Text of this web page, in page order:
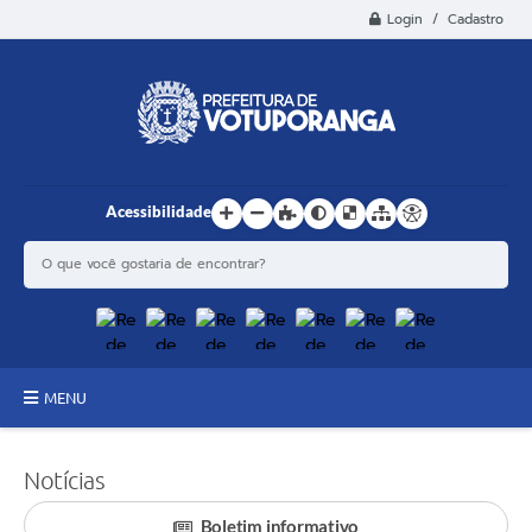
Login / Cadastro
Acessibilidade
MENU
Notícias
Boletim informativo